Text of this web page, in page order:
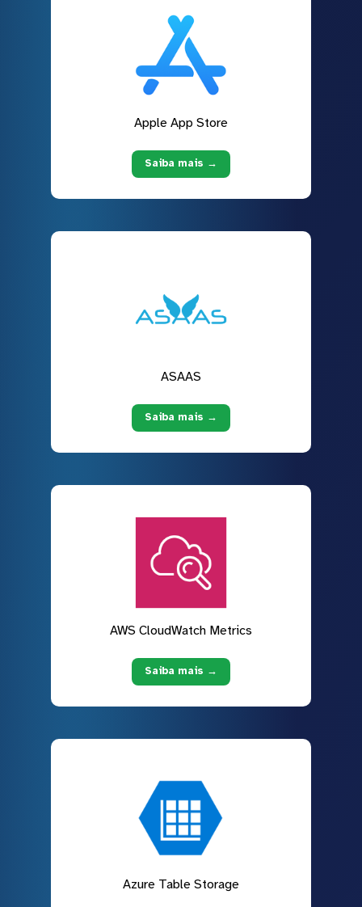
Apple App Store
Saiba mais →
ASAAS
Saiba mais →
AWS CloudWatch Metrics
Saiba mais →
Azure Table Storage